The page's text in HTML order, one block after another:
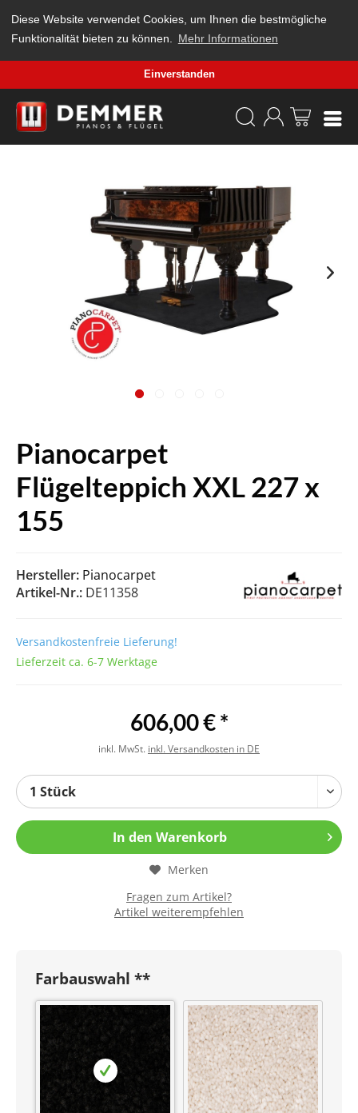
Diese Website verwendet Cookies, um Ihnen die bestmögliche
Funktionalität bieten zu können.
Mehr Informationen
Einverstanden
Pianocarpet
Flügelteppich XXL 227 x
155
Hersteller: Pianocarpet
Artikel-Nr.: DE11358
Versandkostenfreie Lieferung!
Lieferzeit ca. 6-7 Werktage
606,00 € *
inkl. MwSt. inkl. Versandkosten in DE
In den Warenkorb
Merken
Fragen zum Artikel?
Artikel weiterempfehlen
Farbauswahl **